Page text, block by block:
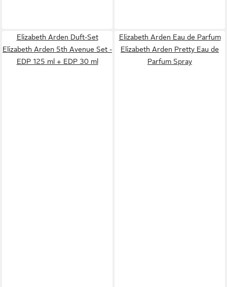
Elizabeth Arden Duft-Set
Elizabeth Arden 5th Avenue Set -
EDP 125 ml + EDP 30 ml
Elizabeth Arden Eau de Parfum
Elizabeth Arden Pretty Eau de
Parfum Spray